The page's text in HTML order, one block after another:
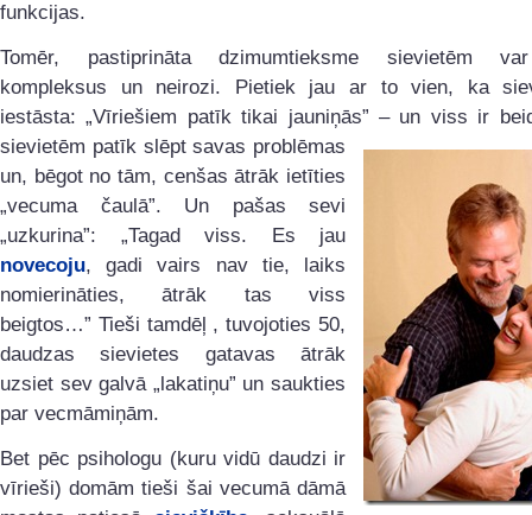
funkcijas.
Tomēr, pastiprināta dzimumtieksme sievietēm
kompleksus un neirozi. Pietiek jau ar to vien, ka
iestāsta: „Vīriešiem patīk tikai jauniņās” – un viss ir
sievietēm patīk slēpt savas problēmas
un, bēgot no tām, cenšas ātrāk ietīties
„vecuma čaulā”. Un pašas sevi
„uzkurina”: „Tagad viss. Es jau
novecoju, gadi vairs nav tie, laiks
nomierināties, ātrāk tas viss
beigtos…” Tieši tamdēļ , tuvojoties 50,
daudzas sievietes gatavas ātrāk
uzsiet sev galvā „lakatiņu” un saukties
par vecmāmiņām.
Bet pēc psihologu (kuru vidū daudzi ir
vīrieši) domām tieši šai vecumā dāmā